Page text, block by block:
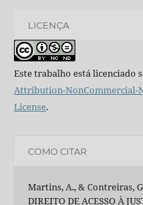
LICENÇA
Este trabalho está licenciado
Attribution-NonCommercial-
License.
COMO CITAR
Martins, A., & Contreiras,
DIREITO DE ACESSO À